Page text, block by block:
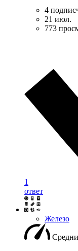
4
21 июл.
773
1
ответ
Железо